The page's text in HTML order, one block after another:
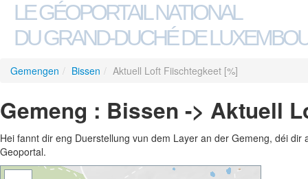
LE GÉOPORTAIL NATIONAL
DU GRAND-DUCHÉ DE
Gemengen / Bissen / Aktuell Loft Fiischtegkeet [%]
Gemeng : Bissen -> Aktuell
Hei fannt dir eng Duerstellung vun dem Layer an der Gemeng, déi
Geoportal.